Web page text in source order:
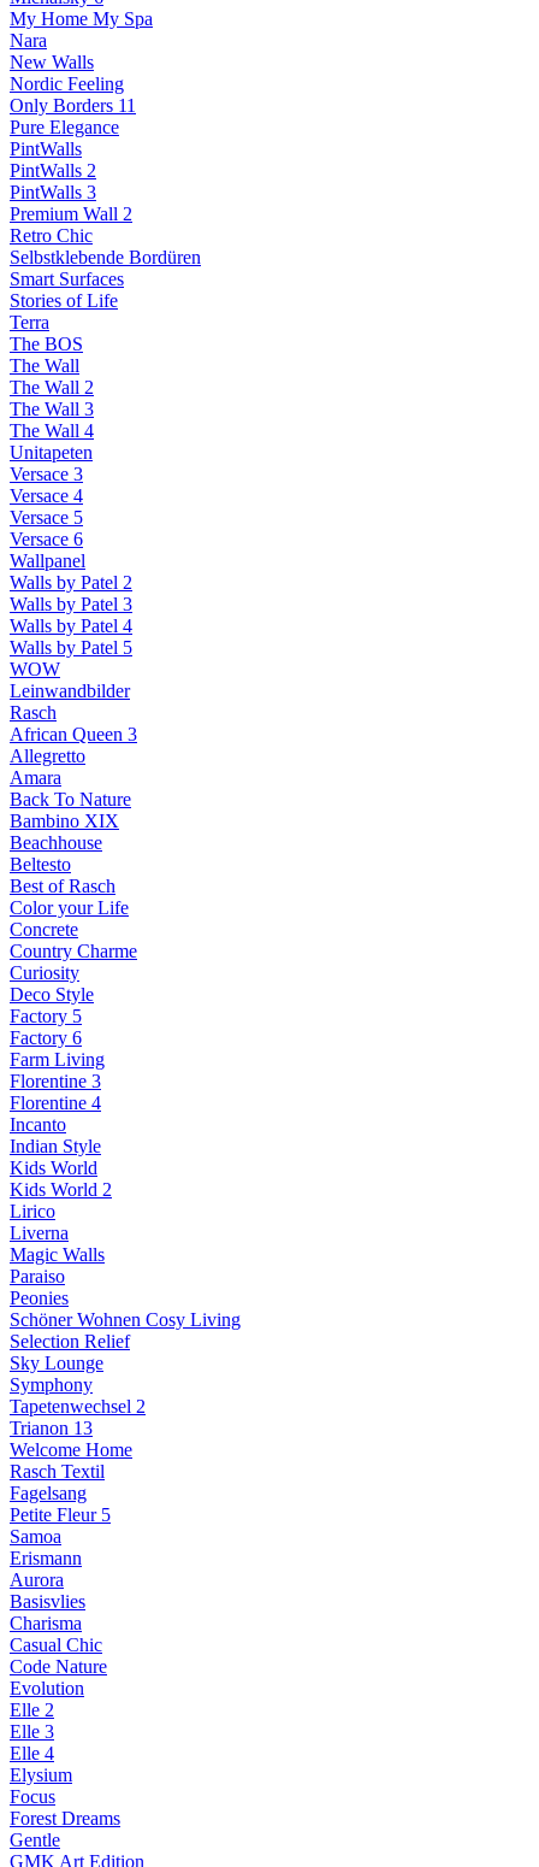
My Home My Spa
Nara
New Walls
Nordic Feeling
Only Borders 11
Pure Elegance
PintWalls
PintWalls 2
PintWalls 3
Premium Wall 2
Retro Chic
Selbstklebende Bordüren
Smart Surfaces
Stories of Life
Terra
The BOS
The Wall
The Wall 2
The Wall 3
The Wall 4
Unitapeten
Versace 3
Versace 4
Versace 5
Versace 6
Wallpanel
Walls by Patel 2
Walls by Patel 3
Walls by Patel 4
Walls by Patel 5
WOW
Leinwandbilder
Rasch
African Queen 3
Allegretto
Amara
Back To Nature
Bambino XIX
Beachhouse
Beltesto
Best of Rasch
Color your Life
Concrete
Country Charme
Curiosity
Deco Style
Factory 5
Factory 6
Farm Living
Florentine 3
Florentine 4
Incanto
Indian Style
Kids World
Kids World 2
Lirico
Liverna
Magic Walls
Paraiso
Peonies
Schöner Wohnen Cosy Living
Selection Relief
Sky Lounge
Symphony
Tapetenwechsel 2
Trianon 13
Welcome Home
Rasch Textil
Fagelsang
Petite Fleur 5
Samoa
Erismann
Aurora
Basisvlies
Charisma
Casual Chic
Code Nature
Evolution
Elle 2
Elle 3
Elle 4
Elysium
Focus
Forest Dreams
Gentle
GMK Art Edition